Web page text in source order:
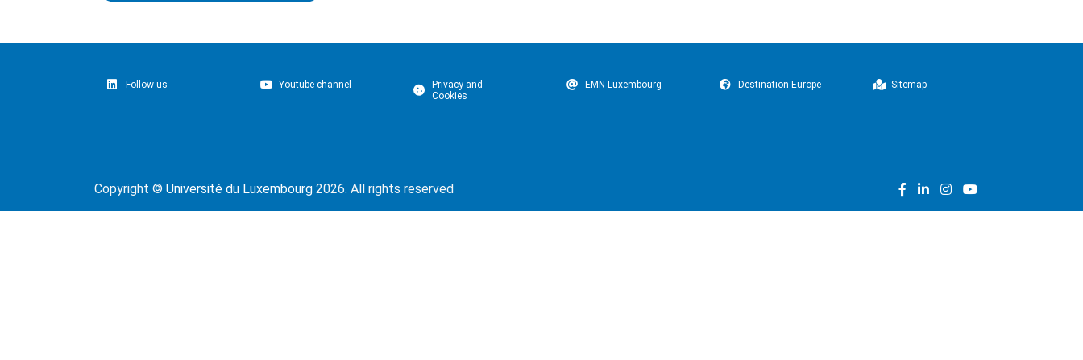
Follow us Youtube channel
Privacy and
Cookies
EMN Luxembourg Destination Europe Sitemap
Copyright © Université du Luxembourg 2026. All rights reserved